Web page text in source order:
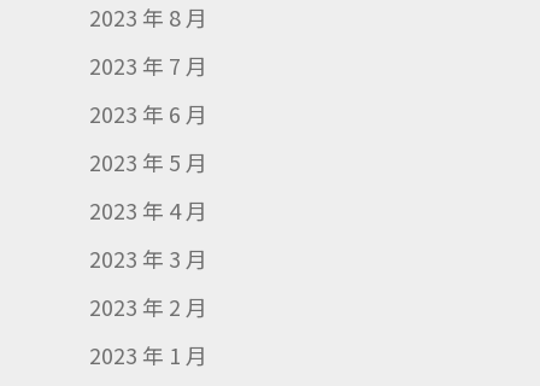
2023 年 8 月
2023 年 7 月
2023 年 6 月
2023 年 5 月
2023 年 4 月
2023 年 3 月
2023 年 2 月
2023 年 1 月